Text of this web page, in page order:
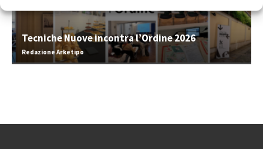
Tecniche Nuove incontra l’Ordine 2026
Redazione Arketipo